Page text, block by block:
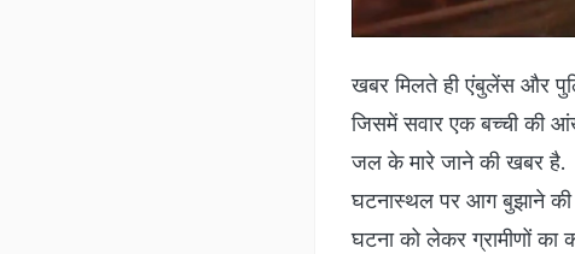
खबर मिलते ही एंबुलेंस और
जिसमें सवार एक बच्ची की
जल के मारे जाने की खबर है.
घटनास्थल पर आग बुझाने की
घटना को लेकर ग्रामीणों